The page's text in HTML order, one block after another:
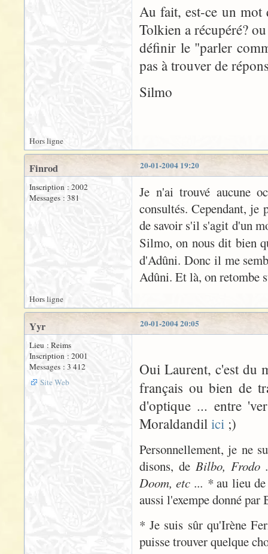
Au fait, est-ce un mot
Tolkien a récupéré?
définir le "parler
pas à trouver de
Silmo
Hors ligne
20-01-2004 19:20
Finrod
Inscription : 2002
Messages : 381
Je n'ai trouvé aucune
consultés. Cependant, je
de savoir s'il s'agit d'un
Silmo, on nous dit bien
d'Adûni. Donc il me
Adûni. Et là, on retombe
Hors ligne
20-01-2004 20:05
Yyr
Lieu : Reims
Inscription : 2001
Messages : 3 412
Site Web
Oui Laurent, c'est du
français ou bien de
d'optique ... entre
Moraldandil ici ;)
Personnellement, je ne
disons, de Bilbo, Frodo
Doom, etc ... * au lieu
aussi l'exempe donné par
* Je suis sûr qu'Irène
puisse trouver quelque